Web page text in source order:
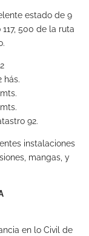
estado de 9
500 de la ruta
hás.
92.
instalaciones
mangas, y
en lo Civil de